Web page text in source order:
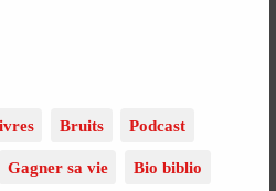
Bruits Podcast
Gagner sa vie Bio biblio